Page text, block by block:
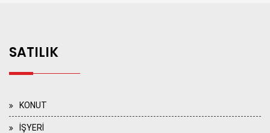
SATILIK
KONUT
İŞYERİ